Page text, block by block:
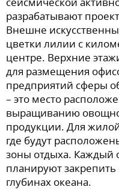
разрабатывают
Внешне
цветки лилии с
центре. Верхние
для размещения
предприятий сферы
– это место
выращиванию
продукции. Для
где будут
зоны отдыха. Каждый
планируют
глубинах океана.